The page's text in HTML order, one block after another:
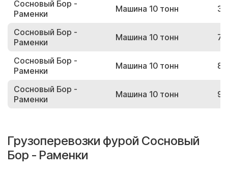
Сосновый Бор -
Раменки
Машина 10 тонн
Сосновый Бор -
Раменки
Машина 10 тонн
Сосновый Бор -
Раменки
Машина 10 тонн
Сосновый Бор -
Раменки
Машина 10 тонн
Грузоперевозки фурой Сосновый
Бор - Раменки